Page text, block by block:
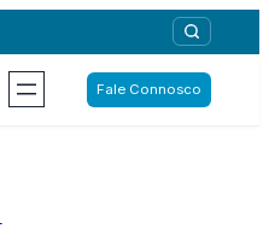
Fale Connosco